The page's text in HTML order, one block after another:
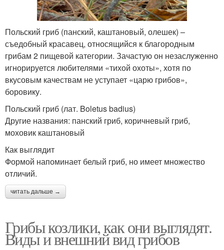
Польский гриб (панский, каштановый, олешек) –
съедобный красавец, относящийся к благородным
грибам 2 пищевой категории. Зачастую он незаслуженно
игнорируется любителями «тихой охоты», хотя по
вкусовым качествам не уступает «царю грибов»,
боровику.
Польский гриб (лат. Boletus badius)
Другие названия: панский гриб, коричневый гриб,
моховик каштановый
Как выглядит
Формой напоминает белый гриб, но имеет множество
отличий.
читать дальше →
Грибы козлики, как они выглядят.
Виды и внешний вид грибов